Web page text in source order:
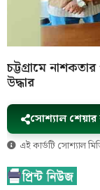
চট্টগ্রামে
উদ্ধার
সোশ্যাল শেয়ার
এই কার্ডটি সোশ্যাল